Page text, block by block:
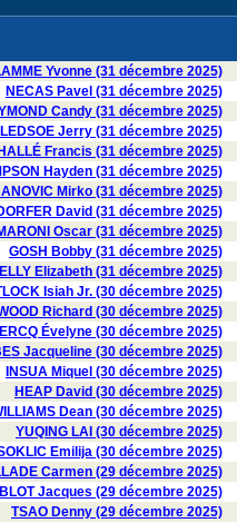
Yvonne (31 décembre 2025)
NECAS Pavel (31 décembre 2025)
Candy (31 décembre 2025)
Jerry (31 décembre 2025)
HALLÉ Francis (31 décembre 2025)
Hayden (31 décembre 2025)
Mirko (31 décembre 2025)
David (31 décembre 2025)
Oscar (31 décembre 2025)
GOSH Bobby (31 décembre 2025)
Elizabeth (31 décembre 2025)
Isiah Jr. (30 décembre 2025)
Richard (30 décembre 2025)
Évelyne (30 décembre 2025)
Jacqueline (30 décembre 2025)
INSUA Miquel (30 décembre 2025)
HEAP David (30 décembre 2025)
Dean (30 décembre 2025)
YUQING LAI (30 décembre 2025)
Emilija (30 décembre 2025)
Carmen (29 décembre 2025)
BLOT Jacques (29 décembre 2025)
TSAO Denny (29 décembre 2025)